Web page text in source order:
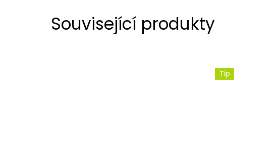
Související produkty
Tip